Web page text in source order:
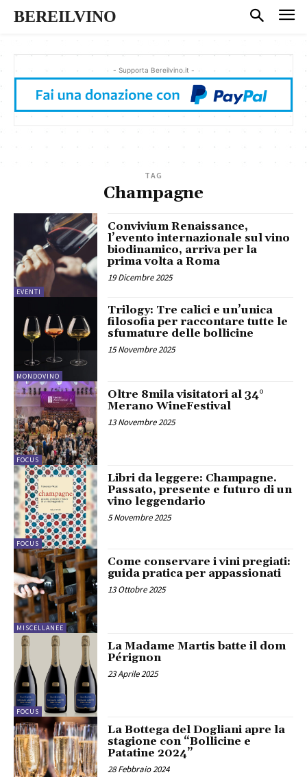
BEREILVINO
- Supporta Bereilvino.it -
TAG
Champagne
EVENTI
Convivium Renaissance,
l’evento internazionale sul vino
biodinamico, arriva per la
prima volta a Roma
19 Dicembre 2025
MONDOVINO
Trilogy: Tre calici e un’unica
filosofia per raccontare tutte le
sfumature delle bollicine
15 Novembre 2025
FOCUS
Oltre 8mila visitatori al 34°
Merano WineFestival
13 Novembre 2025
FOCUS
Libri da leggere: Champagne.
Passato, presente e futuro di un
vino leggendario
5 Novembre 2025
MISCELLANEE
Come conservare i vini pregiati:
guida pratica per appassionati
13 Ottobre 2025
FOCUS
La Madame Martis batte il dom
Pérignon
23 Aprile 2025
La Bottega del Dogliani apre la
stagione con “Bollicine e
Patatine 2024”
28 Febbraio 2024